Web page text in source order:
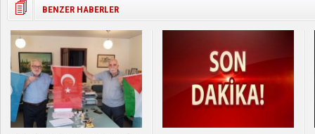
BENZER HABERLER